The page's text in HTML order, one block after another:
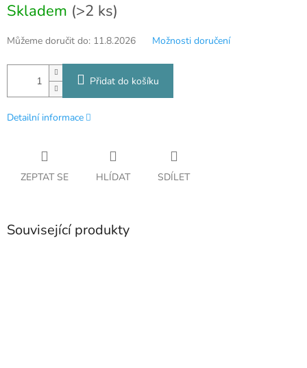
cena:
Skladem (>2 ks)
Můžeme doručit do: 11.8.2026 Možnosti doručení
Přidat do košíku
Detailní informace
ZEPTAT SE HLÍDAT SDÍLET
Související produkty